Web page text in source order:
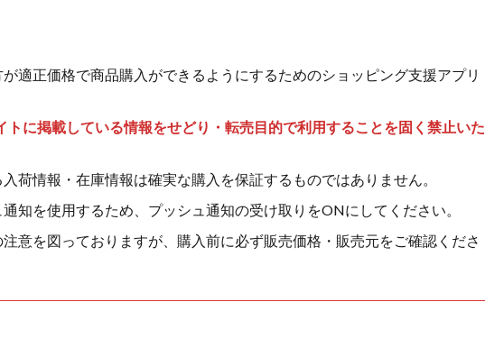
適正価格で商品購入ができるようにするためのショッピング支援アプリ
トに掲載している情報をせどり・転売目的で利用することを固く禁止いた
荷情報・在庫情報は確実な購入を保証するものではありません。
知を使用するため、プッシュ通知の受け取りをONにしてください。
意を図っておりますが、購入前に必ず販売価格・販売元をご確認くださ